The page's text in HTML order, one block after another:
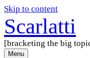
Skip to content
Scarlatti
[bracketing the big
Menu